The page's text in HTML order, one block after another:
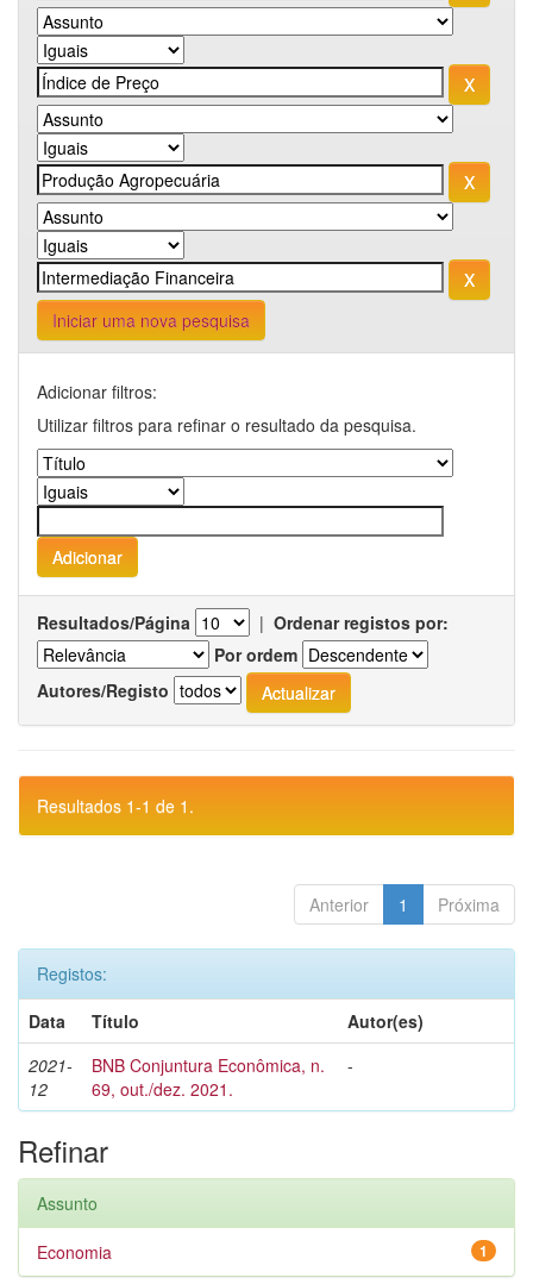
Iniciar uma nova pesquisa
Adicionar filtros:
Utilizar filtros para refinar o resultado da pesquisa.
Resultados/Página | Ordenar registos por:
Por ordem
Autores/Registo
Resultados 1-1 de 1.
Anterior 1 Próxima
Registos:
Data
Título
Autor(es)
2021-
12
BNB Conjuntura Econômica, n.
69, out./dez. 2021.
-
Refinar
Assunto
1
Economia